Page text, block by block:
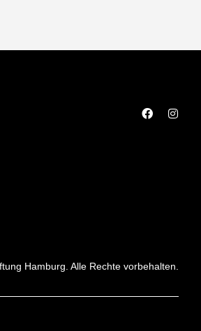
Hamburg. Alle Rechte vorbehalten.